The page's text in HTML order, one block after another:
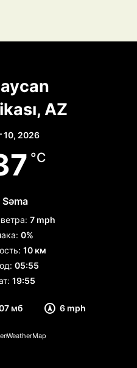
AZ
10, 2026
°C
Səma
мб 6 mph
7 mph
0%
10 км
05:55
19:55